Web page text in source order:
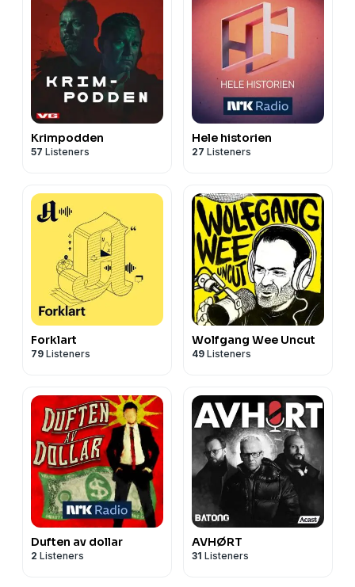
Krimpodden
57 Listeners
Hele historien
27 Listeners
Forklart
79 Listeners
Wolfgang Wee Uncut
49 Listeners
Duften av dollar
2 Listeners
AVHØRT
31 Listeners